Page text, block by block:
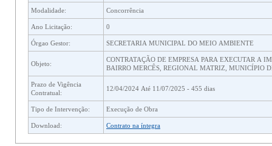
Modalidade: Concorrência
Ano Licitação: 0
Órgao Gestor: SECRETARIA MUNICIPAL DO MEIO AMBIENTE
Objeto:
CONTRATAÇÃO DE EMPRESA PARA EXECUTAR A IMPLANTAÇÃO DE ÁREA DE
BAIRRO MERCÊS, REGIONAL
Prazo de Vigência
Contratual:
12/04/2024 Até 11/07/2025 - 455 dias
Tipo de Intervenção: Execução de Obra
Download: Contrato na íntegra